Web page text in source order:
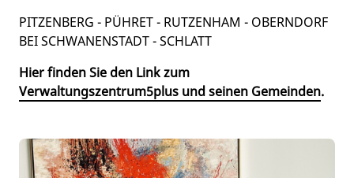
PITZENBERG - PÜHRET - RUTZENHAM - OBERNDORF
BEI SCHWANENSTADT - SCHLATT
Hier finden Sie den Link zum
Verwaltungszentrum5plus und seinen Gemeinden.